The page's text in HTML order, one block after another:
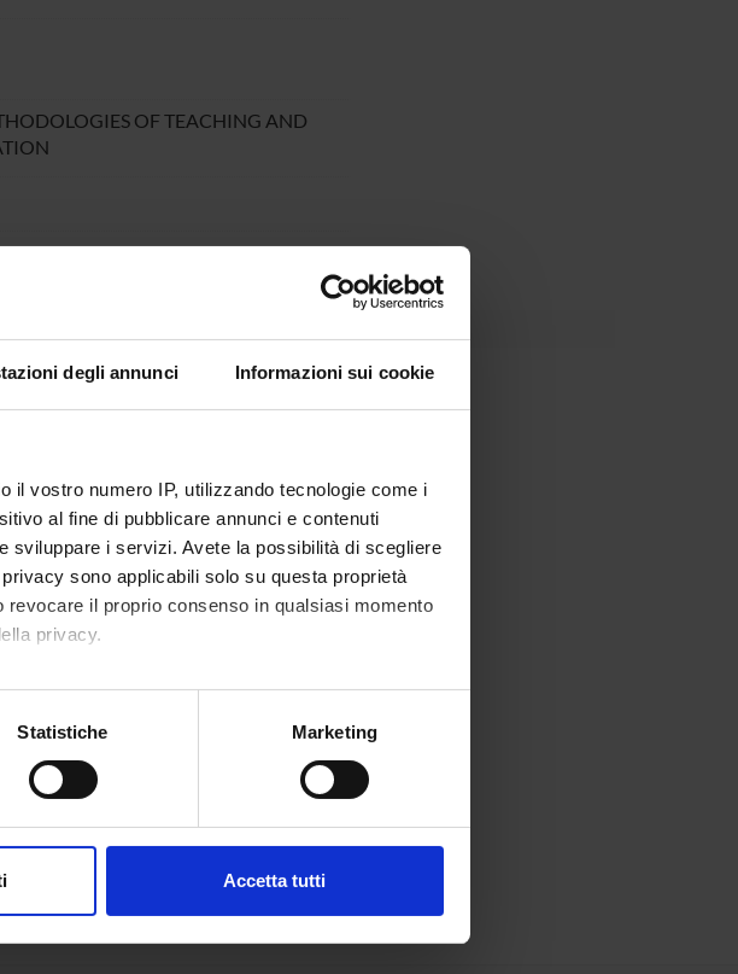
degli annunci Informazioni sui cookie
il vostro numero IP, utilizzando tecnologie come i
al fine di pubblicare annunci e contenuti
sviluppare i servizi. Avete la possibilità di scegliere
sono applicabili solo su questa proprietà
il proprio consenso in qualsiasi momento
privacy.
di qualche metro,
sui cookie.
Statistiche Marketing
Accetta tutti
OF TEACHING AND
dal Sep 23, 2022 al Jun 30, 2023.